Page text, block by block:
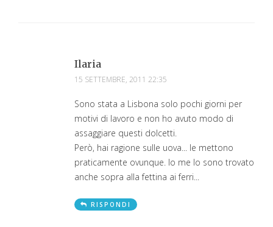
Ilaria
15 SETTEMBRE, 2011 22:35
Sono stata a Lisbona solo pochi giorni per
motivi di lavoro e non ho avuto modo di
assaggiare questi dolcetti.
Però, hai ragione sulle uova... le mettono
praticamente ovunque. Io me lo sono trovato
anche sopra alla fettina ai ferri...
RISPONDI